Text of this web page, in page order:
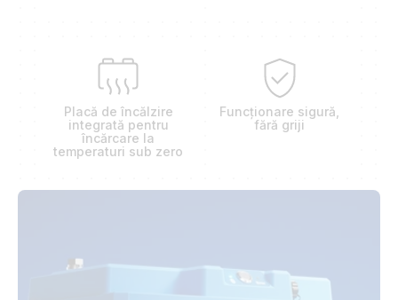
Placă de încălzire
integrată pentru
încărcare la
temperaturi sub zero
Funcționare sigură,
fără griji